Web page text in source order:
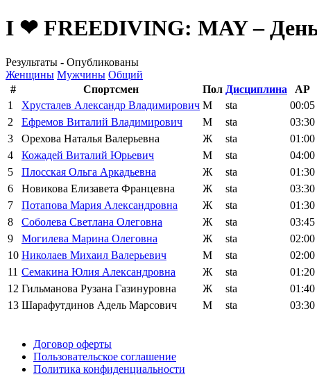
I ❤ FREEDIVING: MAY – День
Результаты - Опубликованы
Женщины Мужчины Общий
#
Спортсмен Пол Дисциплина AP
1
Хрусталев Александр Владимирович М sta 00:05
2
Ефремов Виталий Владимирович М sta 03:30
3
Орехова Наталья Валерьевна Ж sta 01:00
4
Кожадей Виталий Юрьевич М sta 04:00
5
Плосская Ольга Аркадьевна Ж sta 01:30
6
Новикова Елизавета Францевна Ж sta 03:30
7
Потапова Мария Александровна Ж sta 01:30
8
Соболева Светлана Олеговна Ж sta 03:45
9
Могилева Марина Олеговна Ж sta 02:00
10 Николаев Михаил Валерьевич М sta 02:00
11 Семакина Юлия Александровна Ж sta 01:20
12 Гильманова Рузана Газинуровна Ж sta 01:40
13 Шарафутдинов Адель Марсович М sta 03:30
Договор оферты
Пользовательское соглашение
Политика конфиденциальности